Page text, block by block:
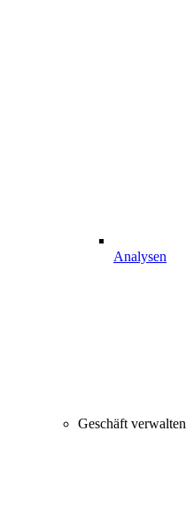
Analysen
Geschäft verwalten